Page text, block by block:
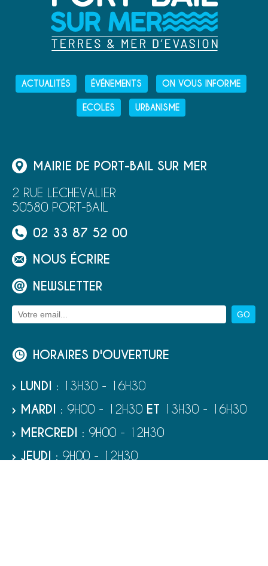
ACTUALITÉS ÉVÉNEMENTS ON VOUS INFORME
ECOLES URBANISME
MAIRIE DE PORT-BAIL SUR MER
2 RUE LECHEVALIER
50580 PORT-BAIL
02 33 87 52 00
NOUS ÉCRIRE
NEWSLETTER
HORAIRES D'OUVERTURE
› LUNDI : 13H30 - 16H30
› MARDI : 9H00 - 12H30 ET 13H30 - 16H30
› MERCREDI : 9H00 - 12H30
› JEUDI : 9H00 - 12H30